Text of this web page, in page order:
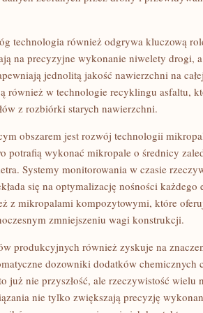
technologia również odgrywa kluczową
na precyzyjne wykonanie niwelety drogi,
jednolitą jakość nawierzchni na
również w technologie recyklingu asfaltu,
z rozbiórki starych nawierzchni.
obszarem jest rozwój technologii
potrafią wykonać mikropale o średnicy
Systemy monitorowania w czasie
się na optymalizację nośności
z mikropalami kompozytowymi, które
zmniejszeniu wagi konstrukcji.
produkcyjnych również zyskuje na
dozowniki dodatków chemicznych
już nie przyszłość, ale rzeczywistość wielu
nie tylko zwiększają precyzję